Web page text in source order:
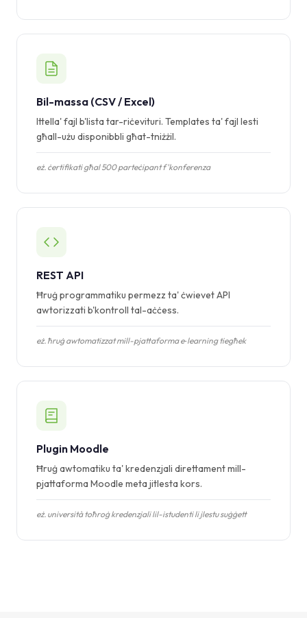
Bil-massa (CSV / Excel)
Ittella' fajl b'lista tar-riċevituri. Templates ta' fajl lesti
għall-użu disponibbli għat-tniżżil.
eż. ċertifikati għal 500 parteċipant f'konferenza
REST API
Ħruġ programmatiku permezz ta' ċwievet API
awtorizzati b'kontroll tal-aċċess.
eż. ħruġ awtomatizzat mill-pjattaforma e‑learning tiegħek
Plugin Moodle
Ħruġ awtomatiku ta' kredenzjali direttament mill-
pjattaforma Moodle meta jitlesta kors.
eż. università toħroġ kredenzjali lil-istudenti li jlestu suġġett